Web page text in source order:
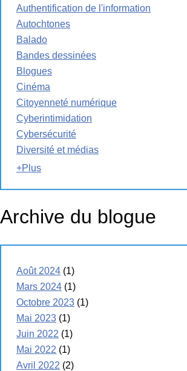
Authentification de l'information
Autochtones
Balado
Bandes dessinées
Blogues
Cinéma
Citoyenneté numérique
Cyberintimidation
Cybersécurité
Diversité et médias
+Plus
Archive du blogue
Août 2024 (1)
Mars 2024 (1)
Octobre 2023 (1)
Mai 2023 (1)
Juin 2022 (1)
Mai 2022 (1)
Avril 2022 (2)